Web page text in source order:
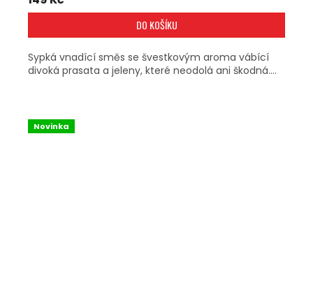
DO KOŠÍKU
Sypká vnadící směs se švestkovým aroma vábící
divoká prasata a jeleny, které neodolá ani škodná....
Novinka